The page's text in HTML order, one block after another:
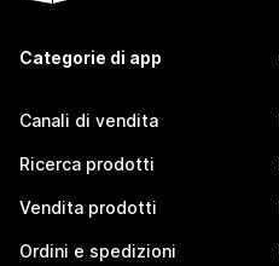
Categorie di app
Canali di vendita
Ricerca prodotti
Vendita prodotti
Ordini e spedizioni